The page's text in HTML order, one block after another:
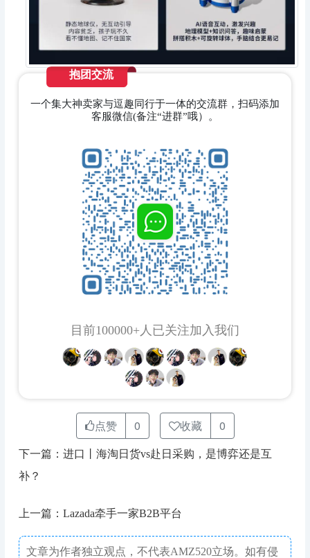
抱团交流
一个集大神卖家与逗趣同行于一体的交流群，扫码添加
客服微信(备注“进群”哦）。
目前100000+人已关注加入我们
点赞 0 收藏 0
下一篇：进口丨海淘日货vs赴日采购，是博弈还是互
补？
上一篇：Lazada牵手一家B2B平台
文章为作者独立观点，不代表AMZ520立场。如有侵